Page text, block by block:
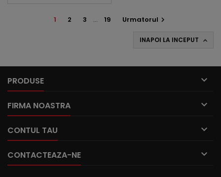
1 2 3 … 19 Urmatorul 
INAPOI LA INCEPUT 
PRODUSE 
FIRMA NOASTRA 
CONTUL TAU 
CONTACTEAZA-NE 